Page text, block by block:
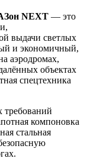
NEXT — это
выдачи светлых
и экономичный,
аэродромах,
объектах
спецтехника
требований
компоновка
стальная